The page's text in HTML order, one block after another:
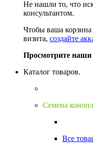
Не нашли то, что
консультантом.
Чтобы ваша
визита, создайте
Просмотрите наши
Каталог товаров.
Семена
Все